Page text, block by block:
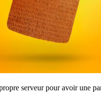
serveur pour avoir une